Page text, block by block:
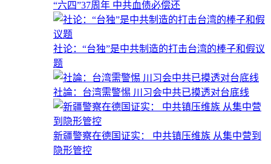
“六四”37周年 中共血债必偿还
社论：“台独”是中共制造的打击台湾的棒子和假议
题
社論：台湾需警惕 川习会中共已摸透对台底线
新疆警察在德国证实： 中共镇压维族 从集中营到
隐形管控